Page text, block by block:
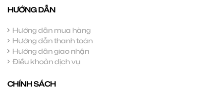
HƯỚNG DẪN
Hướng dẫn mua hàng
Hướng dẫn thanh toán
Hướng dẫn giao nhận
Điều khoản dịch vụ
CHÍNH SÁCH